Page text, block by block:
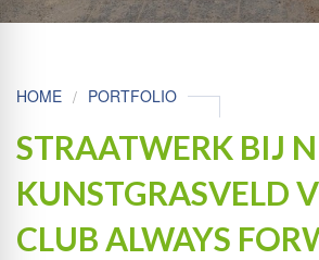
HOME PORTFOLIO
STRAATWERK BIJ
KUNSTGRASVELD
CLUB ALWAYS